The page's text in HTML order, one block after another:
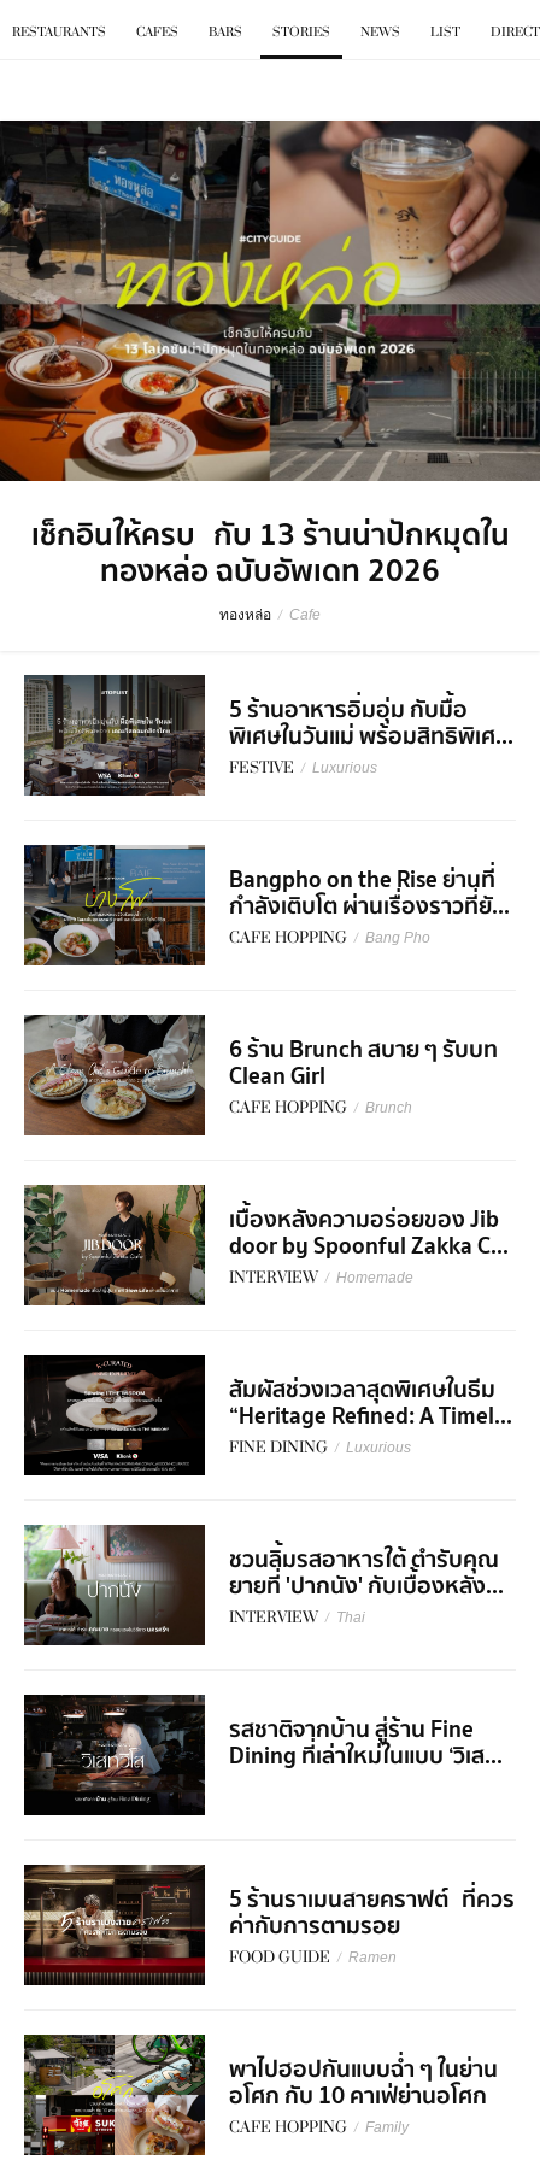
BKK .EAT
RESTAURANTS CAFES BARS STORIES NEWS LIST
เช็กอินให้ครบ กับ 13 ร้านน่าปักหมุดใน
ทองหล่อ ฉบับอัพเดท 2026
ทองหล่อ / Cafe
5 ร้านอาหารอิ่มอุ่ม กับมื้อ
พิเศษในวันแม่ พร้อมสิทธิพิเศ...
FESTIVE / Luxurious
Bangpho on the Rise ย่านที่
กำลังเติบโต ผ่านเรื่องราวที่ยั...
CAFE HOPPING / Bang Pho
6 ร้าน Brunch สบาย ๆ รับบท
Clean Girl
CAFE HOPPING / Brunch
เบื้องหลังความอร่อยของ Jib
door by Spoonful Zakka C...
INTERVIEW / Homemade
สัมผัสช่วงเวลาสุดพิเศษในธีม
“Heritage Refined: A Timel...
FINE DINING / Luxurious
ชวนลิ้มรสอาหารใต้ ตำรับคุณ
ยายที่ 'ปากนัง' กับเบื้องหลัง...
INTERVIEW / Thai
รสชาติจากบ้าน สู่ร้าน Fine
Dining ที่เล่าใหม่ในแบบ ‘วิเส...
5 ร้านราเมนสายคราฟต์ ที่ควร
ค่ากับการตามรอย
FOOD GUIDE / Ramen
พาไปฮอปกันแบบฉ่ำ ๆ ในย่าน
อโศก กับ 10 คาเฟ่ย่านอโศก
CAFE HOPPING / Family